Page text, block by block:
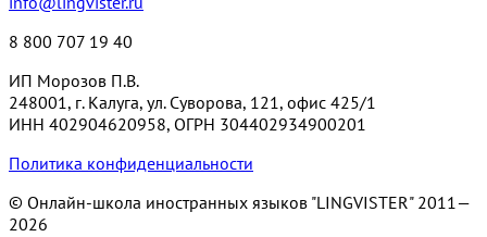
8 800 707 19 40
ИП Морозов П.В.
248001, г. Калуга, ул. Суворова, 121, офис 425/1
ИНН 402904620958, ОГРН 304402934900201
Политика конфиденциальности
© Онлайн-школа иностранных языков "LINGVISTER" 2011—
2026